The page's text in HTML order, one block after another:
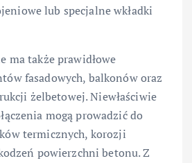
lub specjalne wkładki
ma także prawidłowe
fasadowych, balkonów oraz
żelbetowej. Niewłaściwie
mogą prowadzić do
termicznych, korozji
powierzchni betonu. Z